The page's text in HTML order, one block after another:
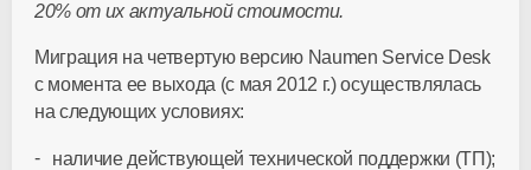
20% от их актуальной стоимости.
Миграция на четвертую версию Naumen Service Desk
с момента ее выхода (с мая 2012 г.) осуществлялась
на следующих условиях:
наличие действующей технической поддержки (ТП);